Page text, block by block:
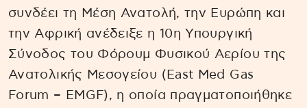
συνδέει τη Μέση Ανατολή, την Ευρώπη και
την Αφρική ανέδειξε η 10η Υπουργική
Σύνοδος του Φόρουμ Φυσικού Αερίου της
Ανατολικής Μεσογείου (East Med Gas
Forum – EMGF), η οποία πραγματοποιήθηκε